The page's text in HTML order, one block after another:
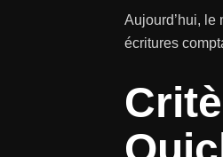
Aujourd’hui, le
écritures